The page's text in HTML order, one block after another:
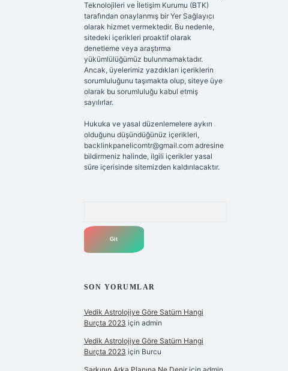
Teknolojileri ve İletişim Kurumu (BTK)
tarafından onaylanmış bir Yer Sağlayıcı
olarak hizmet vermektedir. Bu nedenle,
sitedeki içerikleri proaktif olarak
denetleme veya araştırma
yükümlülüğümüz bulunmamaktadır.
Ancak, üyelerimiz yazdıkları içeriklerin
sorumluluğunu taşımakta olup, siteye üye
olarak bu sorumluluğu kabul etmiş
sayılırlar.
Hukuka ve yasal düzenlemelere aykırı
olduğunu düşündüğünüz içerikleri,
backlinkpanelicomtr@gmail.comadresine
bildirmeniz halinde, ilgili içerikler yasal
süre içerisinde sitemizden kaldırılacaktır.
SON YORUMLAR
Vedik Astrolojiye Göre Satürn Hangi
Burçta 2023 için admin
Vedik Astrolojiye Göre Satürn Hangi
Burçta 2023 için Burcu